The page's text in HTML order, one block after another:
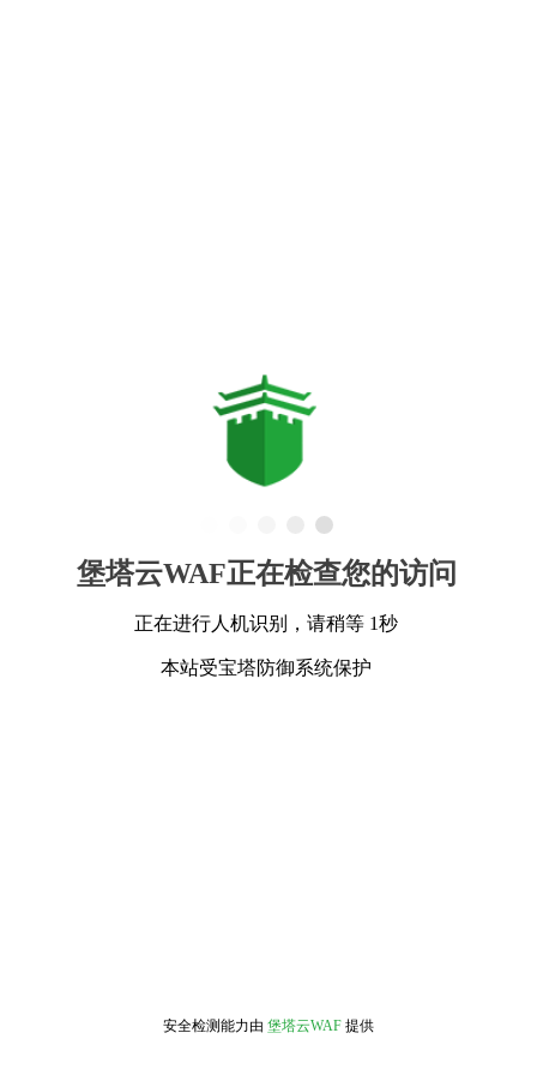
堡塔云WAF正在检查您的访问
正在进行人机识别，请稍等 1秒
本站受宝塔防御系统保护
安全检测能力由 堡塔云WAF 提供